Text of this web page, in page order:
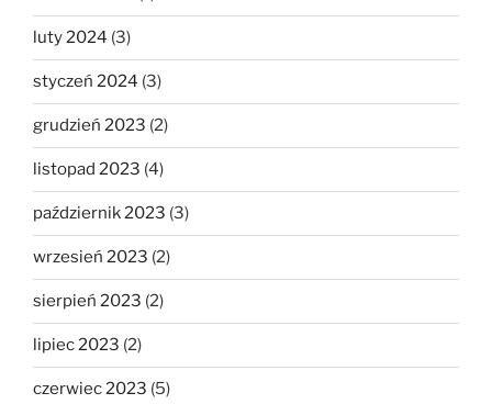
luty 2024 (3)
styczeń 2024 (3)
grudzień 2023 (2)
listopad 2023 (4)
październik 2023 (3)
wrzesień 2023 (2)
sierpień 2023 (2)
lipiec 2023 (2)
czerwiec 2023 (5)